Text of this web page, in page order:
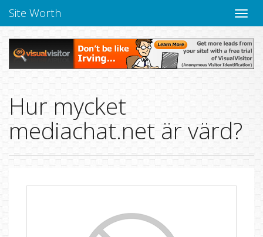
Toggle
Site Worth
Hur mycket
mediachat.net är värd?